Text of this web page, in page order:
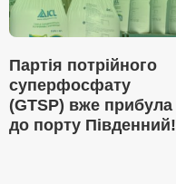
Партія потрійного
суперфосфату
(GTSP) вже прибула
до порту Південний!